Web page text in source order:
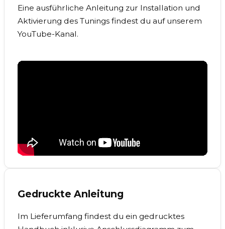
Eine ausführliche Anleitung zur Installation und
Aktivierung des Tunings findest du auf unserem
YouTube-Kanal.
Gedruckte Anleitung
Im Lieferumfang findest du ein gedrucktes